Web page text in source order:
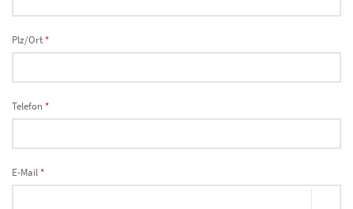
Plz/Ort*
Telefon *
E-Mail*